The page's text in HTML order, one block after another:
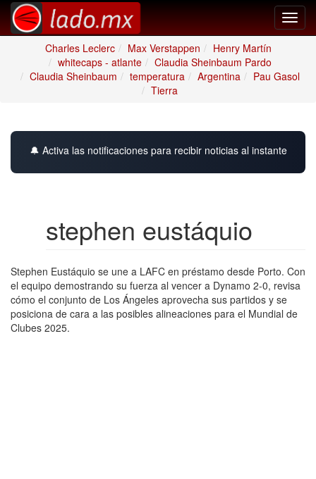
Charles Leclerc
Max Verstappen
Henry Martín
whitecaps - atlante
Claudia Sheinbaum Pardo
Claudia Sheinbaum
temperatura Argentina
Pau Gasol
Tierra
🔔 Activa las notificaciones para recibir noticias al instante
stephen eustáquio
Stephen Eustáquio se une a LAFC en préstamo desde Porto. Con
el equipo demostrando su fuerza al vencer a Dynamo 2-0, revisa
cómo el conjunto de Los Ángeles aprovecha sus partidos y se
posiciona de cara a las posibles alineaciones para el Mundial de
Clubes 2025.